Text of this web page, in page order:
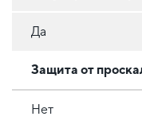
Да
Защита от
Нет